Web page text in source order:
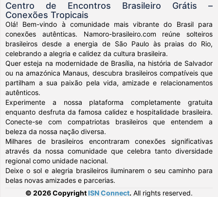
Centro de Encontros Brasileiro Grátis –
Conexões Tropicais
Olá! Bem-vindo à comunidade mais vibrante do Brasil para
conexões autênticas. Namoro-brasileiro.com reúne solteiros
brasileiros desde a energia de São Paulo às praias do Rio,
celebrando a alegria e calidez da cultura brasileira.
Quer esteja na modernidade de Brasília, na história de Salvador
ou na amazónica Manaus, descubra brasileiros compatíveis que
partilham a sua paixão pela vida, amizade e relacionamentos
autênticos.
Experimente a nossa plataforma completamente gratuita
enquanto desfruta da famosa calidez e hospitalidade brasileira.
Conecte-se com compatriotas brasileiros que entendem a
beleza da nossa nação diversa.
Milhares de brasileiros encontraram conexões significativas
através da nossa comunidade que celebra tanto diversidade
regional como unidade nacional.
Deixe o sol e alegria brasileiros iluminarem o seu caminho para
belas novas amizades e parcerias.
© 2026 Copyright ISN Connect. All rights reserved.